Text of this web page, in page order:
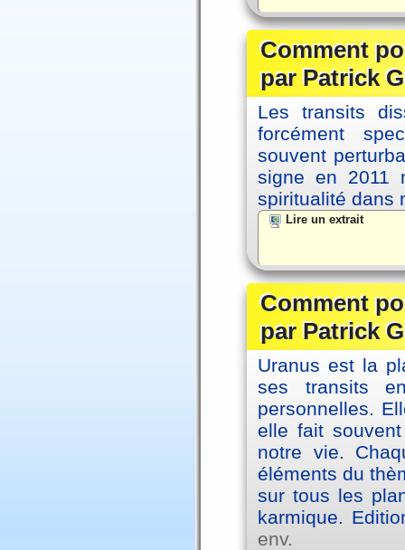
Comment
par Patrick
Les transits
forcément
souvent
signe en 2011
spiritualité dans
Lire un extrait
Comment
par Patrick
Uranus est la
ses transits
personnelles.
elle fait
notre vie.
éléments du
sur tous les
karmique.
env.